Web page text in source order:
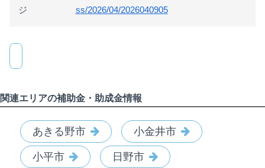
ジ
ss/2026/04/2026040905
関連エリアの補助金・助成金情報
あきる野市 小金井市
小平市 日野市